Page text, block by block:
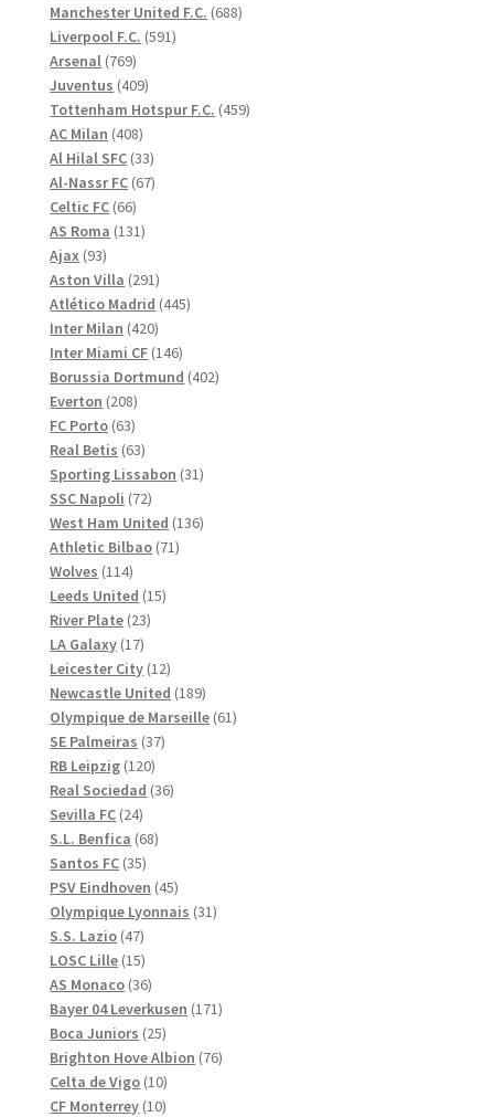
produkter
Manchester United F.C. 688688
Liverpool F.C. 591591
Arsenal 769769
produkter
Juventus 409409
produkter
Tottenham Hotspur F.C. 459459
AC Milan 408408
produkter
Al Hilal SFC 3333
produkter
Al-Nassr FC 6767
Celtic FC 6666
produkter
AS Roma 131131
Ajax 9393
produkter
Aston Villa 291291
produkter
Atlético Madrid 445445
Inter Milan 420420
produkter
Inter Miami CF 146146
produkter
Borussia Dortmund 402402
Everton 208208
produkter
FC Porto 6363
produkter
Real Betis 6363
produkter
Sporting Lissabon 3131
SSC Napoli 7272
produkter
West Ham United 136136
Athletic Bilbao 7171
Wolves 114114
produkter
Leeds United 1515
River Plate 2323
LA Galaxy 1717
produkter
Leicester City 1212
produkter
Newcastle United 189189
produkter
Olympique de Marseille 6161
SE Palmeiras 3737
RB Leipzig 120120
produkter
Real Sociedad 3636
Sevilla FC 2424
produkter
S.L. Benfica 6868
Santos FC 3535
produkter
PSV Eindhoven 4545
produkter
Olympique Lyonnais 3131
S.S. Lazio 4747
produkter
LOSC Lille 1515
produkter
AS Monaco 3636
produkter
Bayer 04 Leverkusen 171171
Boca Juniors 2525
produkter
Brighton Hove Albion 7676
Celta de Vigo 1010
produkter
CF Monterrey 1010